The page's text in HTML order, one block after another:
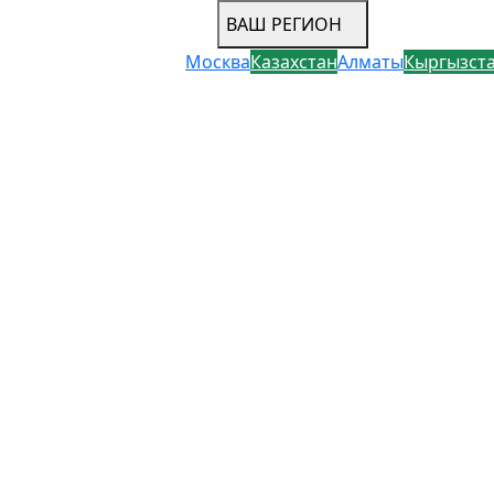
ВАШ РЕГИОН
МоскваКазахстанАлматы